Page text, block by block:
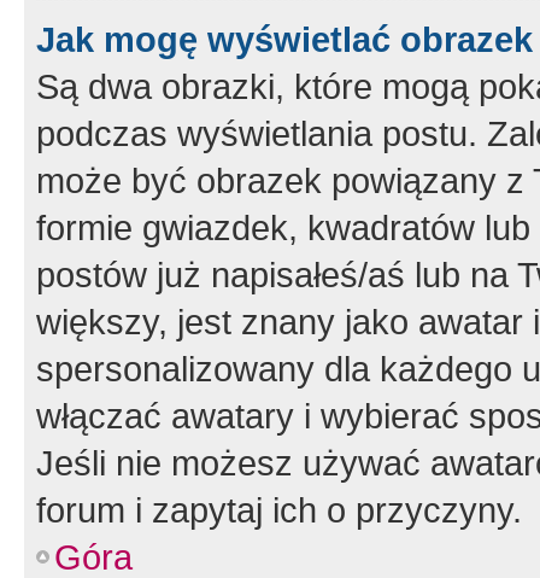
Jak mogę wyświetlać
Są dwa obrazki, które mogą
podczas wyświetlania postu.
może być obrazek powiązany z
formie gwiazdek, kwadratów
postów już napisałeś/aś lub na
większy, jest znany jako
spersonalizowany dla każdego
włączać awatary i wybierać
Jeśli nie możesz używać
forum i zapytaj ich o przyczyny.
Góra